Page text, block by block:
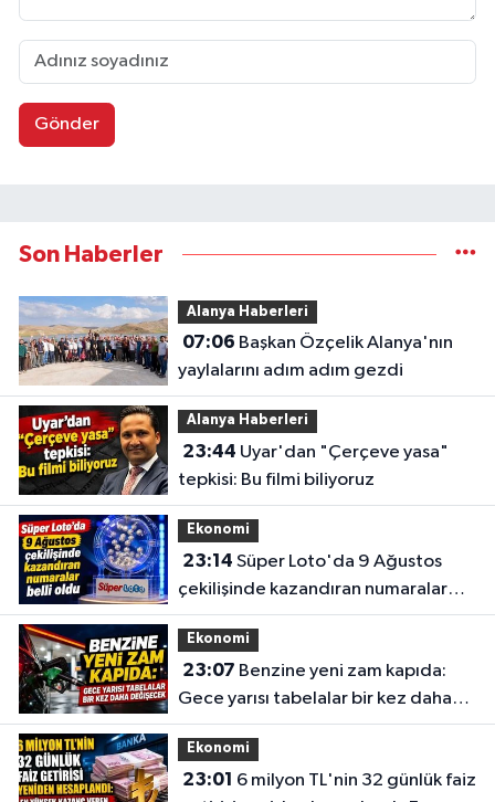
Gönder
Son Haberler
Alanya Haberleri
07:06
yaylalarını adım adım gezdi
Alanya Haberleri
23:44
tepkisi: Bu filmi biliyoruz
Ekonomi
23:14
çekilişinde kazandıran numaralar
belli oldu
Ekonomi
23:07
Gece yarısı tabelalar bir kez daha
değişecek
Ekonomi
23:01